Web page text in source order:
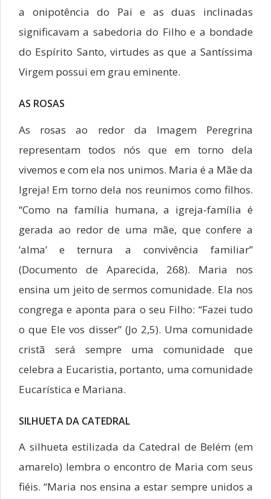
a onipotência do Pai e as duas inclinadas
significavam a sabedoria do Filho e a bondade
do Espírito Santo, virtudes as que a Santíssima
Virgem possui em grau eminente.
AS ROSAS
As rosas ao redor da Imagem Peregrina
representam todos nós que em torno dela
vivemos e com ela nos unimos. Maria é a Mãe da
Igreja! Em torno dela nos reunimos como filhos.
“Como na família humana, a igreja-família é
gerada ao redor de uma mãe, que confere a
‘alma’ e ternura a convivência familiar”
(Documento de Aparecida, 268). Maria nos
ensina um jeito de sermos comunidade. Ela nos
congrega e aponta para o seu Filho: “Fazei tudo
o que Ele vos disser” (Jo 2,5). Uma comunidade
cristã será sempre uma comunidade que
celebra a Eucaristia, portanto, uma comunidade
Eucarística e Mariana.
SILHUETA DA CATEDRAL
A silhueta estilizada da Catedral de Belém (em
amarelo) lembra o encontro de Maria com seus
fiéis. “Maria nos ensina a estar sempre unidos a